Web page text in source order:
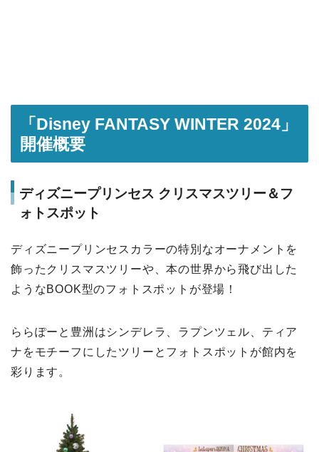
「Disney FANTASY WINTER 2024」
開催概要
ディズニープリンセス クリスマスツリー＆フ
ォトスポット
ディズニープリンセスカラーの特別なオーナメントを
飾ったクリスマスツリーや、本の世界から飛び出した
ようなBOOK型のフォトスポットが登場！
ららぽーと豊洲はシンデレラ、ラプンツェル、ティア
ナをモチーフにしたツリーとフォトスポットが館内を
彩ります。